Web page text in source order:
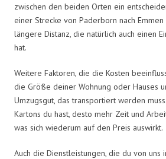
zwischen den beiden Orten ein
einer Strecke von Paderborn nach
längere Distanz, die natürlich auch einen
hat.
Weitere Faktoren, die die Kosten
die Größe deiner Wohnung oder Hauses
Umzugsgut, das transportiert werden
Kartons du hast, desto mehr Zeit und
was sich wiederum auf den Preis auswirkt.
Auch die Dienstleistungen, die du von uns